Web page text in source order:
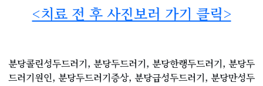
<치료 전 후 사진보러 가기 클릭>
분당콜린성두드러기, 분당두드러기, 분당한랭두드러기, 분당두
드러기원인, 분당두드러기증상, 분당급성두드러기, 분당만성두